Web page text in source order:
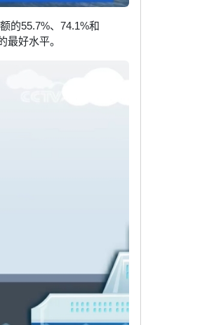
的55.7%、74.1%和
好水平。